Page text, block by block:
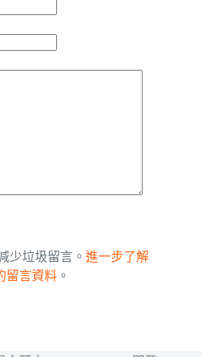
少垃圾留言。 進一步了解
留言資料 。